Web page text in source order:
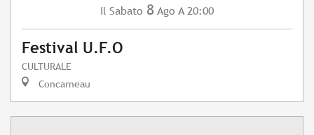
Il Sabato 8 Ago A 20:00
Festival U.F.O
CULTURALE
Concarneau